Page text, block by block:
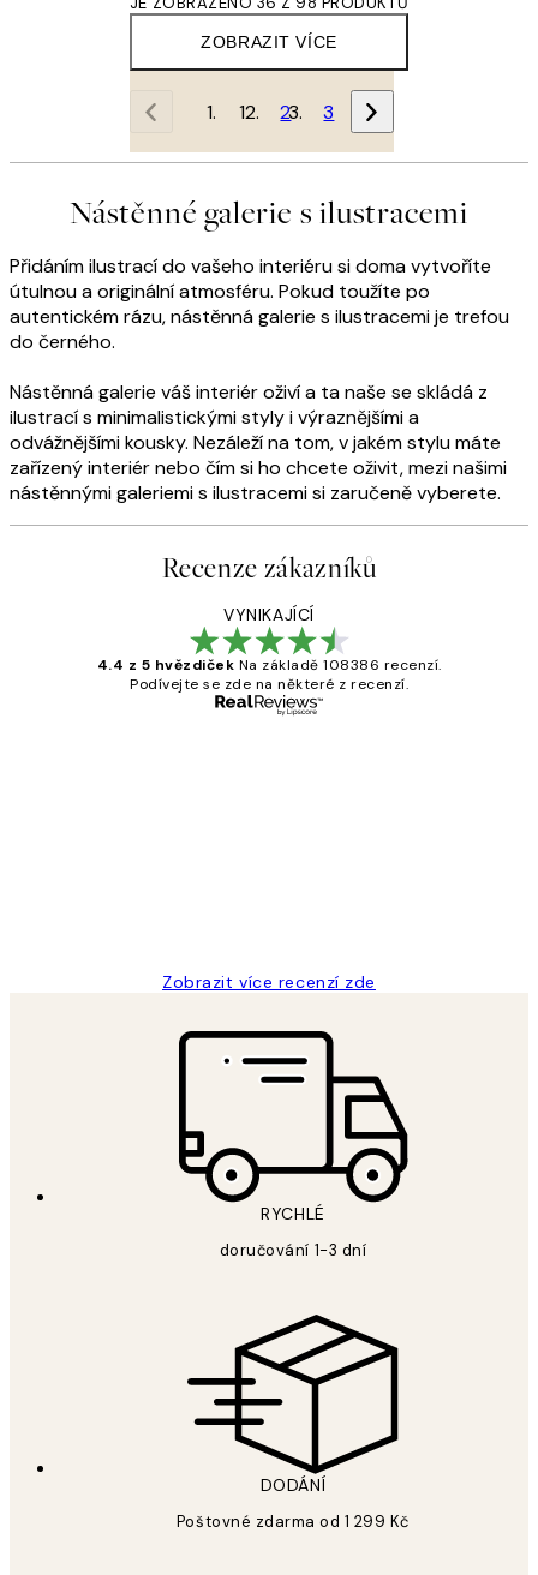
ZOBRAZIT VÍCE
1 2 3
Nástěnné galerie s ilustracemi
Přidáním ilustrací do vašeho interiéru si doma vytvoříte
útulnou a originální atmosféru. Pokud toužíte po
autentickém rázu, nástěnná galerie s ilustracemi je trefou
do černého.
Nástěnná galerie váš interiér oživí a ta naše se skládá z
ilustrací s minimalistickými styly i výraznějšími a
odvážnějšími kousky. Nezáleží na tom, v jakém stylu máte
zařízený interiér nebo čím si ho chcete oživit, mezi našimi
nástěnnými galeriemi s ilustracemi si zaručeně vyberete.
Recenze zákazníků
VYNIKAJÍCÍ
4.4 z 5 hvězdiček Na základě 108386 recenzí.
Podívejte se zde na některé z recenzí.
Zobrazit více recenzí zde
RYCHLÉ
doručování 1-3 dní
DODÁNÍ
Poštovné zdarma od 1 299 Kč